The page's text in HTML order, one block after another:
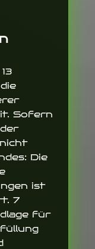
Sofern
Die
ist
7
für